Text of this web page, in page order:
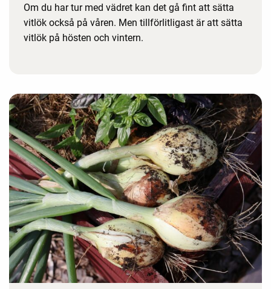
Om du har tur med vädret kan det gå fint att sätta
vitlök också på våren. Men tillförlitligast är att sätta
vitlök på hösten och vintern.